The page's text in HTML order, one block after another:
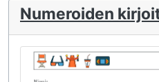
Numeroiden